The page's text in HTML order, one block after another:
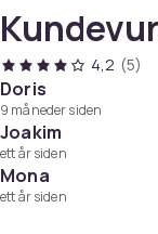
4,2 (5)
Doris
9 måneder siden
Joakim
ett år siden
Mona
ett år siden